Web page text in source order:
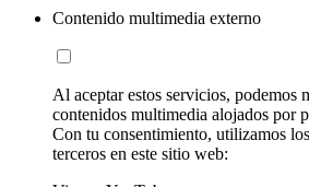
Contenido multimedia externo
Al aceptar estos servicios, podemos
contenidos multimedia alojados por
Con tu consentimiento, utilizamos
terceros en este sitio web: